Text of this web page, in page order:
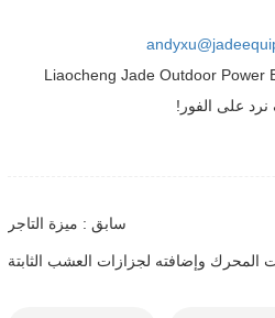
على الفور!
سابق : ميزة التاجر
وإضافته لجزازات العشب الثابتة